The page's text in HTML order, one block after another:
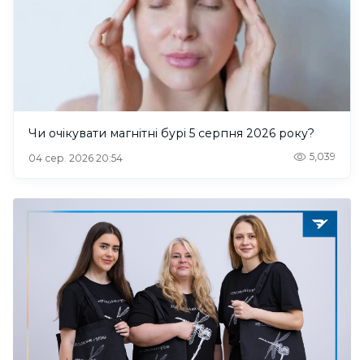
Чи очікувати магнітні бурі 5 серпня 2026 року?
04 сер. 2026 20:54 5,039